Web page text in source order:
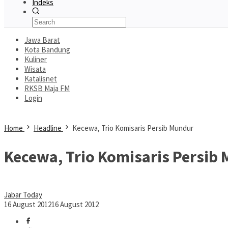
Indeks
Jawa Barat
Kota Bandung
Kuliner
Wisata
Katalisnet
RKSB Maja FM
Login
Home Headline Kecewa, Trio Komisaris Persib Mundur
Kecewa, Trio Komisaris Persib
Jabar Today
16 August 201216 August 2012